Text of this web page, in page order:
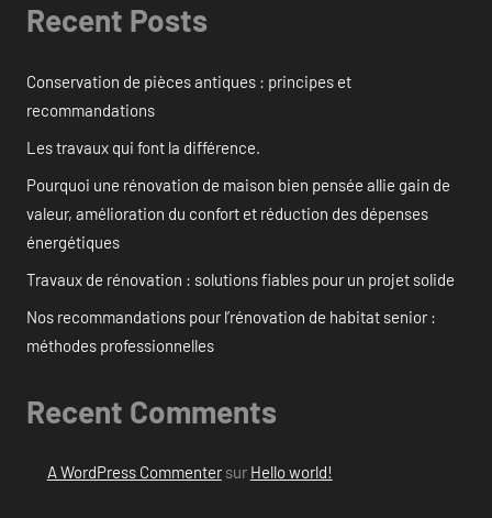
Recent Posts
Conservation de pièces antiques : principes et
recommandations
Les travaux qui font la différence.
Pourquoi une rénovation de maison bien pensée allie gain de
valeur, amélioration du confort et réduction des dépenses
énergétiques
Travaux de rénovation : solutions fiables pour un projet solide
Nos recommandations pour l’rénovation de habitat senior :
méthodes professionnelles
Recent Comments
A WordPress Commentersur Hello world!